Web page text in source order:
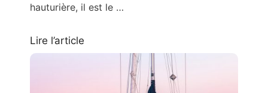
hauturière, il est le …
Lire l’article